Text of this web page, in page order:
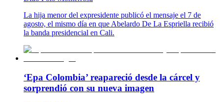
La hija menor del expresidente publicó el mensaje el 7 de
agosto, el mismo día en que Abelardo De La Espriella recibió
la banda presidencial en Cali.
‘Epa Colombia’ reapareció desde la cárcel y
sorprendió con su nueva imagen